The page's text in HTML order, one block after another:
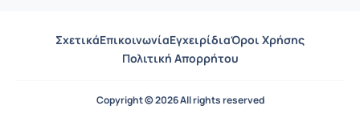
ΣχετικάΕπικοινωνίαΕγχειρίδιαΌροι Χρήσης
Πολιτική Απορρήτου
Copyright © 2026 All rights reserved